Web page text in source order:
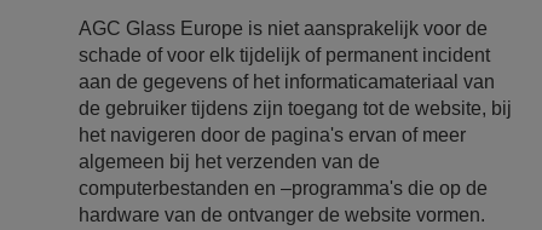
AGC Glass Europe is niet aansprakelijk voor de
schade of voor elk tijdelijk of permanent incident
aan de gegevens of het informaticamateriaal van
de gebruiker tijdens zijn toegang tot de website, bij
het navigeren door de pagina's ervan of meer
algemeen bij het verzenden van de
computerbestanden en –programma's die op de
hardware van de ontvanger de website vormen.